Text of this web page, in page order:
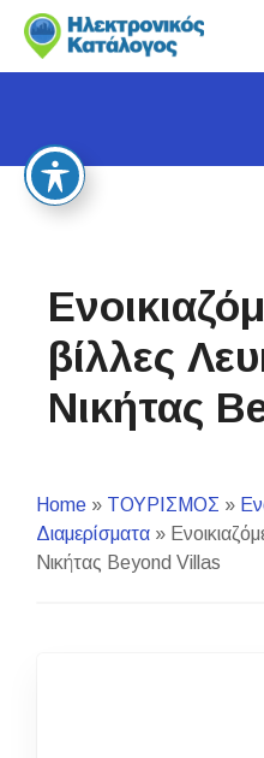
i
βίλλες
Νικήτας
Home » ΤΟΥΡΙΣΜΟΣ »
Διαμερίσματα »
Νικήτας Beyond Villas